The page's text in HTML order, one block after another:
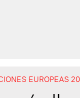
EUROPEAS